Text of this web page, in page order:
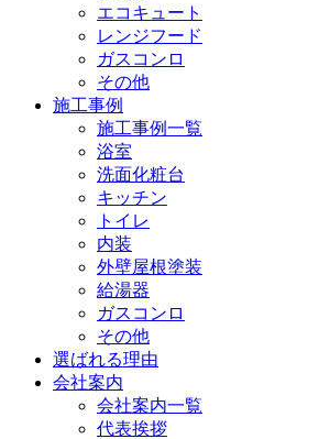
エコキュート
レンジフード
ガスコンロ
その他
施工事例
施工事例一覧
浴室
洗面化粧台
キッチン
トイレ
内装
外壁屋根塗装
給湯器
ガスコンロ
その他
選ばれる理由
会社案内
会社案内一覧
代表挨拶